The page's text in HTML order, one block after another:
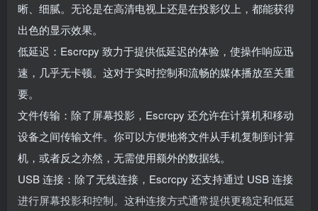
晰、细腻。无论是在高清电视上还是在投影仪上，都能获得
出色的显示效果。
低延迟：Escrcpy 致力于提供低延迟的体验，使操作响应迅
速，几乎无卡顿。这对于实时控制和流畅的媒体播放至关重
要。
文件传输：除了屏幕投影，Escrcpy 还允许在计算机和移动
设备之间传输文件。你可以方便地将文件从手机复制到计算
机，或者反之亦然，无需使用额外的数据线。
USB 连接：除了无线连接，Escrcpy 还支持通过 USB 连接
进行屏幕投影和控制。这种连接方式通常提供更稳定和低延